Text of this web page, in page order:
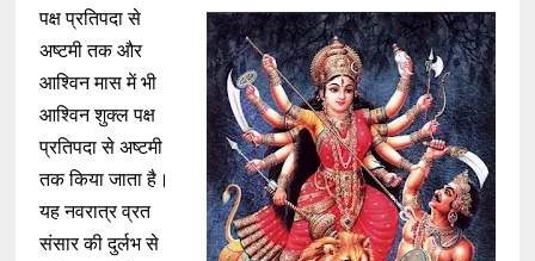
पक्ष प्रतिपदा से
अष्टमी तक और
आश्विन मास में भी
आश्विन शुक्ल पक्ष
प्रतिपदा से अष्टमी
तक किया जाता है।
यह नवरात्र व्रत
संसार की दुर्लभ से